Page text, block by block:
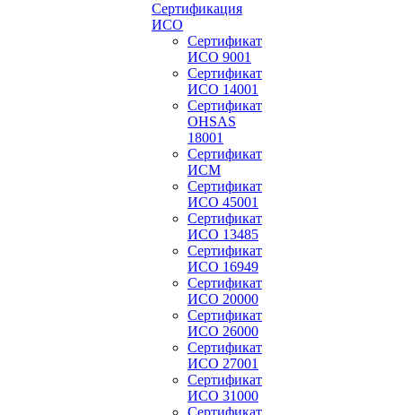
Сертификация
ИСО
Сертификат
ИСО 9001
Сертификат
ИСО 14001
Сертификат
OHSAS
18001
Сертификат
ИСМ
Сертификат
ИСО 45001
Сертификат
ИСО 13485
Сертификат
ИСО 16949
Сертификат
ИСО 20000
Сертификат
ИСО 26000
Сертификат
ИСО 27001
Сертификат
ИСО 31000
Сертификат